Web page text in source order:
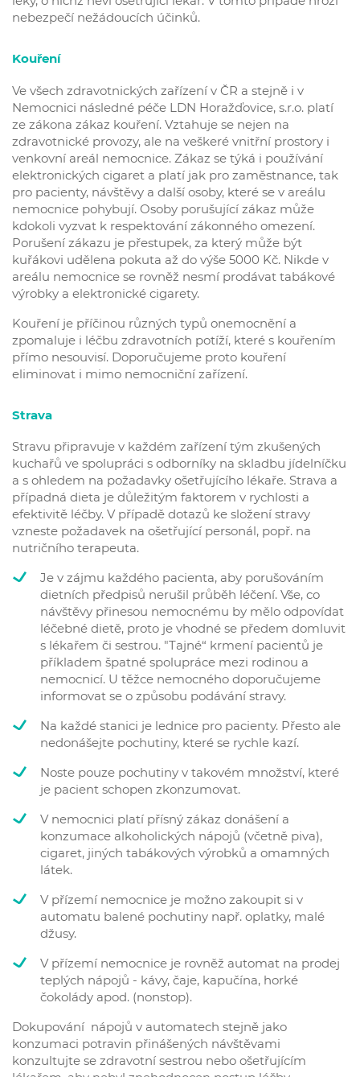
nebezpečí nežádoucích účinků.
Kouření
Ve všech zdravotnických zařízení v ČR a stejně i v
Nemocnici následné péče LDN Horažďovice, s.r.o. platí
ze zákona zákaz kouření. Vztahuje se nejen na
zdravotnické provozy, ale na veškeré vnitřní prostory i
venkovní areál nemocnice. Zákaz se týká i používání
elektronických cigaret a platí jak pro zaměstnance, tak
pro pacienty, návštěvy a další osoby, které se v areálu
nemocnice pohybují. Osoby porušující zákaz může
kdokoli vyzvat k respektování zákonného omezení.
Porušení zákazu je přestupek, za který může být
kuřákovi udělena pokuta až do výše 5000 Kč. Nikde v
areálu nemocnice se rovněž nesmí prodávat tabákové
výrobky a elektronické cigarety.
Kouření je příčinou různých typů onemocnění a
zpomaluje i léčbu zdravotních potíží, které s kouřením
přímo nesouvisí. Doporučujeme proto kouření
eliminovat i mimo nemocniční zařízení.
Strava
Stravu připravuje v každém zařízení tým zkušených
kuchařů ve spolupráci s odborníky na skladbu jídelníčku
a s ohledem na požadavky ošetřujícího lékaře. Strava a
případná dieta je důležitým faktorem v rychlosti a
efektivitě léčby. V případě dotazů ke složení stravy
vzneste požadavek na ošetřující personál, popř. na
nutričního terapeuta.
Je v zájmu každého pacienta, aby porušováním
dietních předpisů nerušil průběh léčení. Vše, co
návštěvy přinesou nemocnému by mělo odpovídat
léčebné dietě, proto je vhodné se předem domluvit
s lékařem či sestrou. "Tajné“ krmení pacientů je
příkladem špatné spolupráce mezi rodinou a
nemocnicí. U těžce nemocného doporučujeme
informovat se o způsobu podávání stravy.
Na každé stanici je lednice pro pacienty. Přesto ale
nedonášejte pochutiny, které se rychle kazí.
Noste pouze pochutiny v takovém množství, které
je pacient schopen zkonzumovat.
V nemocnici platí přísný zákaz donášení a
konzumace alkoholických nápojů (včetně piva),
cigaret, jiných tabákových výrobků a omamných
látek.
V přízemí nemocnice je možno zakoupit si v
automatu balené pochutiny např. oplatky, malé
džusy.
V přízemí nemocnice je rovněž automat na prodej
teplých nápojů - kávy, čaje, kapučína, horké
čokolády apod. (nonstop).
Dokupování nápojů v automatech stejně jako
konzumaci potravin přinášených návštěvami
konzultujte se zdravotní sestrou nebo ošetřujícím